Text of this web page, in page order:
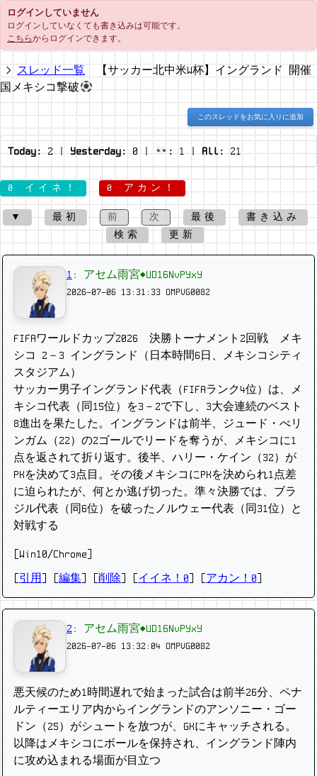
ログインしていません
ログインしていなくても書き込みは可能です。
こちらからログインできます。
スレッド一覧
【サッカー北中米W杯】イングランド 開催
国メキシコ撃破
このスレッドをお気に入りに追加
Today:2|Yesterday:0| :1|All:21
0 イイネ！ 0 アカン！
▼ 最初 前 次 最後
書き込み
検索
更新
1 : アセム雨宮◆UD16NvPYxY
2026-07-06 13:31:33 OMPVG0082
FIFAワールドカップ2026 決勝トーナメント2回戦 メキ
シコ 2－3 イングランド（日本時間6日、メキシコシティ
スタジアム）
サッカー男子イングランド代表（FIFAランク4位）は、メ
キシコ代表（同15位）を3－2で下し、3大会連続のベスト
8進出を果たした。イングランドは前半、ジュード・べリ
ンガム（22）の2ゴールでリードを奪うが、メキシコに1
点を返されて折り返す。後半、ハリー・ケイン（32）が
PKを決めて3点目。その後メキシコにPKを決められ1点差
に迫られたが、何とか逃げ切った。準々決勝では、ブラ
ジル代表（同6位）を破ったノルウェー代表（同31位）と
対戦する
[Win10/Chrome]
引用 編集 削除 イイネ！0 アカン！0
2 : アセム雨宮◆UD16NvPYxY
2026-07-06 13:32:04 OMPVG0082
悪天候のため1時間遅れで始まった試合は前半26分、ペナ
ルティーエリア内からイングランドのアンソニー・ゴー
ドン（25）がシュートを放つが、GKにキャッチされる。
以降はメキシコにボールを保持され、イングランド陣内
に攻め込まれる場面が目立つ